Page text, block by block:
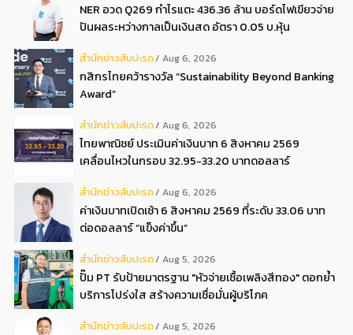
NER อวด Q269 กำไรแตะ 436.36 ล้าน บอร์ดไฟเขียวจ่าย
ปันผลระหว่างกาลเป็นเงินสด อัตรา 0.05 บ.หุ้น
สํานักข่าวสับปะรด Aug 6, 2026
กสิกรไทยคว้ารางวัล “Sustainability Beyond Banking
Award”
สํานักข่าวสับปะรด Aug 6, 2026
ไทยพาณิชย์ ประเมินค่าเงินบาท 6 สิงหาคม 2569
เคลื่อนไหวในกรอบ 32.95-33.20 บาทดอลลาร์
สํานักข่าวสับปะรด Aug 6, 2026
ค่าเงินบาทเปิดเช้า 6 สิงหาคม 2569 ที่ระดับ 33.06 บาท
ต่อดอลลาร์ “แข็งค่าขึ้น”
สํานักข่าวสับปะรด Aug 5, 2026
ปั๊ม PT รับป้ายมาตรฐาน "หัวจ่ายเชื้อเพลิงสีทอง" ตอกย้ำ
บริการโปร่งใส สร้างความเชื่อมั่นผู้บริโภค
สํานักข่าวสับปะรด Aug 5, 2026